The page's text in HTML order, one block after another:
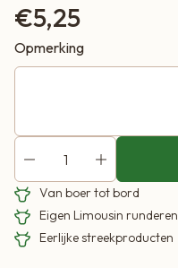
€5,25
Opmerking
Van boer tot bord
Eigen Limousin runderen
Eerlijke streekproducten